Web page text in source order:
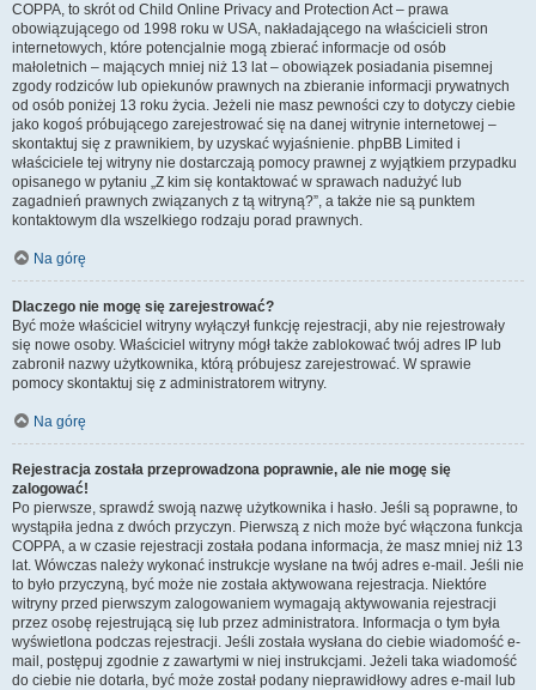
COPPA, to skrót od Child Online Privacy and Protection Act – prawa
obowiązującego od 1998 roku w USA, nakładającego na właścicieli stron
internetowych, które potencjalnie mogą zbierać informacje od osób
małoletnich – mających mniej niż 13 lat – obowiązek posiadania pisemnej
zgody rodziców lub opiekunów prawnych na zbieranie informacji prywatnych
od osób poniżej 13 roku życia. Jeżeli nie masz pewności czy to dotyczy ciebie
jako kogoś próbującego zarejestrować się na danej witrynie internetowej –
skontaktuj się z prawnikiem, by uzyskać wyjaśnienie. phpBB Limited i
właściciele tej witryny nie dostarczają pomocy prawnej z wyjątkiem przypadku
opisanego w pytaniu „Z kim się kontaktować w sprawach nadużyć lub
zagadnień prawnych związanych z tą witryną?”, a także nie są punktem
kontaktowym dla wszelkiego rodzaju porad prawnych.
Na górę
Dlaczego nie mogę się zarejestrować?
Być może właściciel witryny wyłączył funkcję rejestracji, aby nie rejestrowały
się nowe osoby. Właściciel witryny mógł także zablokować twój adres IP lub
zabronił nazwy użytkownika, którą próbujesz zarejestrować. W sprawie
pomocy skontaktuj się z administratorem witryny.
Na górę
Rejestracja została przeprowadzona poprawnie, ale nie mogę się
zalogować!
Po pierwsze, sprawdź swoją nazwę użytkownika i hasło. Jeśli są poprawne, to
wystąpiła jedna z dwóch przyczyn. Pierwszą z nich może być włączona funkcja
COPPA, a w czasie rejestracji została podana informacja, że masz mniej niż 13
lat. Wówczas należy wykonać instrukcje wysłane na twój adres e-mail. Jeśli nie
to było przyczyną, być może nie została aktywowana rejestracja. Niektóre
witryny przed pierwszym zalogowaniem wymagają aktywowania rejestracji
przez osobę rejestrującą się lub przez administratora. Informacja o tym była
wyświetlona podczas rejestracji. Jeśli została wysłana do ciebie wiadomość e-
mail, postępuj zgodnie z zawartymi w niej instrukcjami. Jeżeli taka wiadomość
do ciebie nie dotarła, być może został podany nieprawidłowy adres e-mail lub